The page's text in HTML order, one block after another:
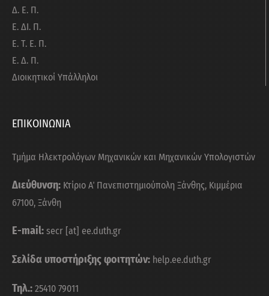
Δ. Ε. Π.
Ε. ΔΙ. Π.
Ε. Τ. Ε. Π.
Ε. Δ. Π.
Διοικητικοί Υπάλληλοι
ΕΠΙΚΟΙΝΩΝΙΑ
Τμήμα Ηλεκτρολόγων Μηχανικών και Μηχανικών Υπολογιστών
Διεύθυνση: Κτίριο Α΄ Πανεπιστημιούπολη Ξάνθης, Κιμμέρια
67100, Ξάνθη
E-mail: secr [at] ee.duth.gr
Σελίδα υποστήριξης φοιτητών: help.ee.duth.gr
Τηλ.: 25410 79011